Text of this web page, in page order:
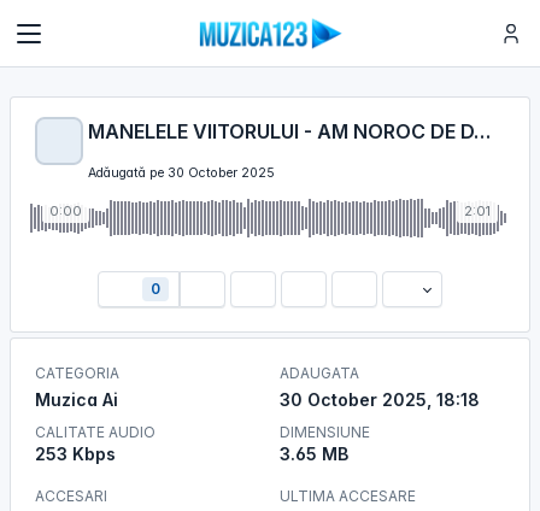
MANELELE VIITORULUI - AM NOROC DE DATORII
Adăugată pe 30 October 2025
0:00 2:01
0
CATEGORIA
Muzica Ai
CALITATE AUDIO
253 Kbps
ADAUGATA
30 October 2025, 18:18
DIMENSIUNE
3.65 MB
ACCESARI ULTIMA ACCESARE